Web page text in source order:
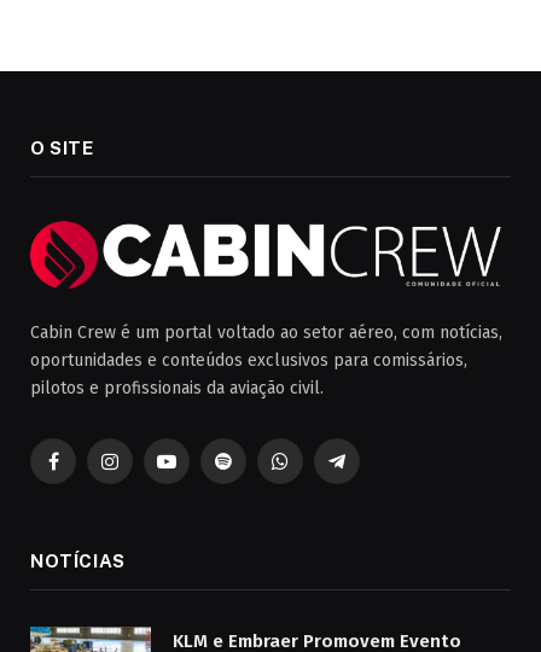
O SITE
Cabin Crew é um portal voltado ao setor aéreo, com notícias,
oportunidades e conteúdos exclusivos para comissários,
pilotos e profissionais da aviação civil.
FacebookInstagramYouTubeSpotifyWhatsAppTelegrama
NOTÍCIAS
KLM e Embraer Promovem Evento